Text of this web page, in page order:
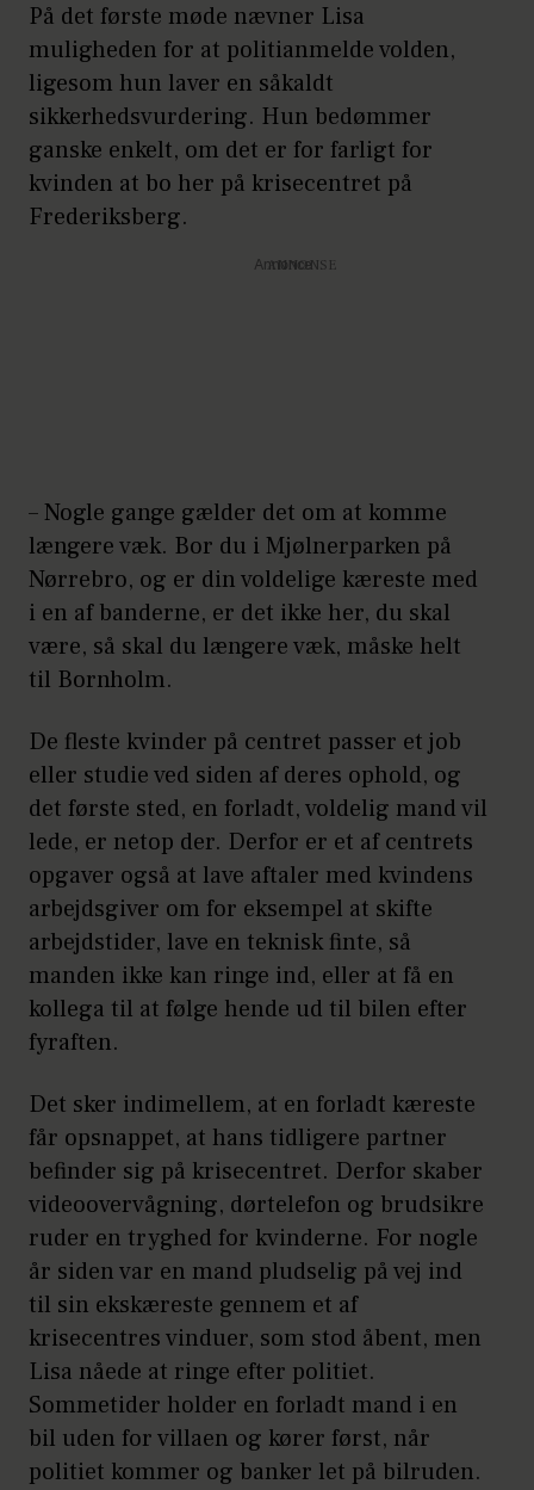
På det første møde nævner Lisa
muligheden for at politianmelde volden,
ligesom hun laver en såkaldt
sikkerhedsvurdering. Hun bedømmer
ganske enkelt, om det er for farligt for
kvinden at bo her på krisecentret på
Frederiksberg.
Annonce
– Nogle gange gælder det om at komme
længere væk. Bor du i Mjølnerparken på
Nørrebro, og er din voldelige kæreste med
i en af banderne, er det ikke her, du skal
være, så skal du længere væk, måske helt
til Bornholm.
De fleste kvinder på centret passer et job
eller studie ved siden af deres ophold, og
det første sted, en forladt, voldelig mand vil
lede, er netop der. Derfor er et af centrets
opgaver også at lave aftaler med kvindens
arbejdsgiver om for eksempel at skifte
arbejdstider, lave en teknisk finte, så
manden ikke kan ringe ind, eller at få en
kollega til at følge hende ud til bilen efter
fyraften.
Det sker indimellem, at en forladt kæreste
får opsnappet, at hans tidligere partner
befinder sig på krisecentret. Derfor skaber
videoovervågning, dørtelefon og brudsikre
ruder en tryghed for kvinderne. For nogle
år siden var en mand pludselig på vej ind
til sin ekskæreste gennem et af
krisecentres vinduer, som stod åbent, men
Lisa nåede at ringe efter politiet.
Sommetider holder en forladt mand i en
bil uden for villaen og kører først, når
politiet kommer og banker let på bilruden.